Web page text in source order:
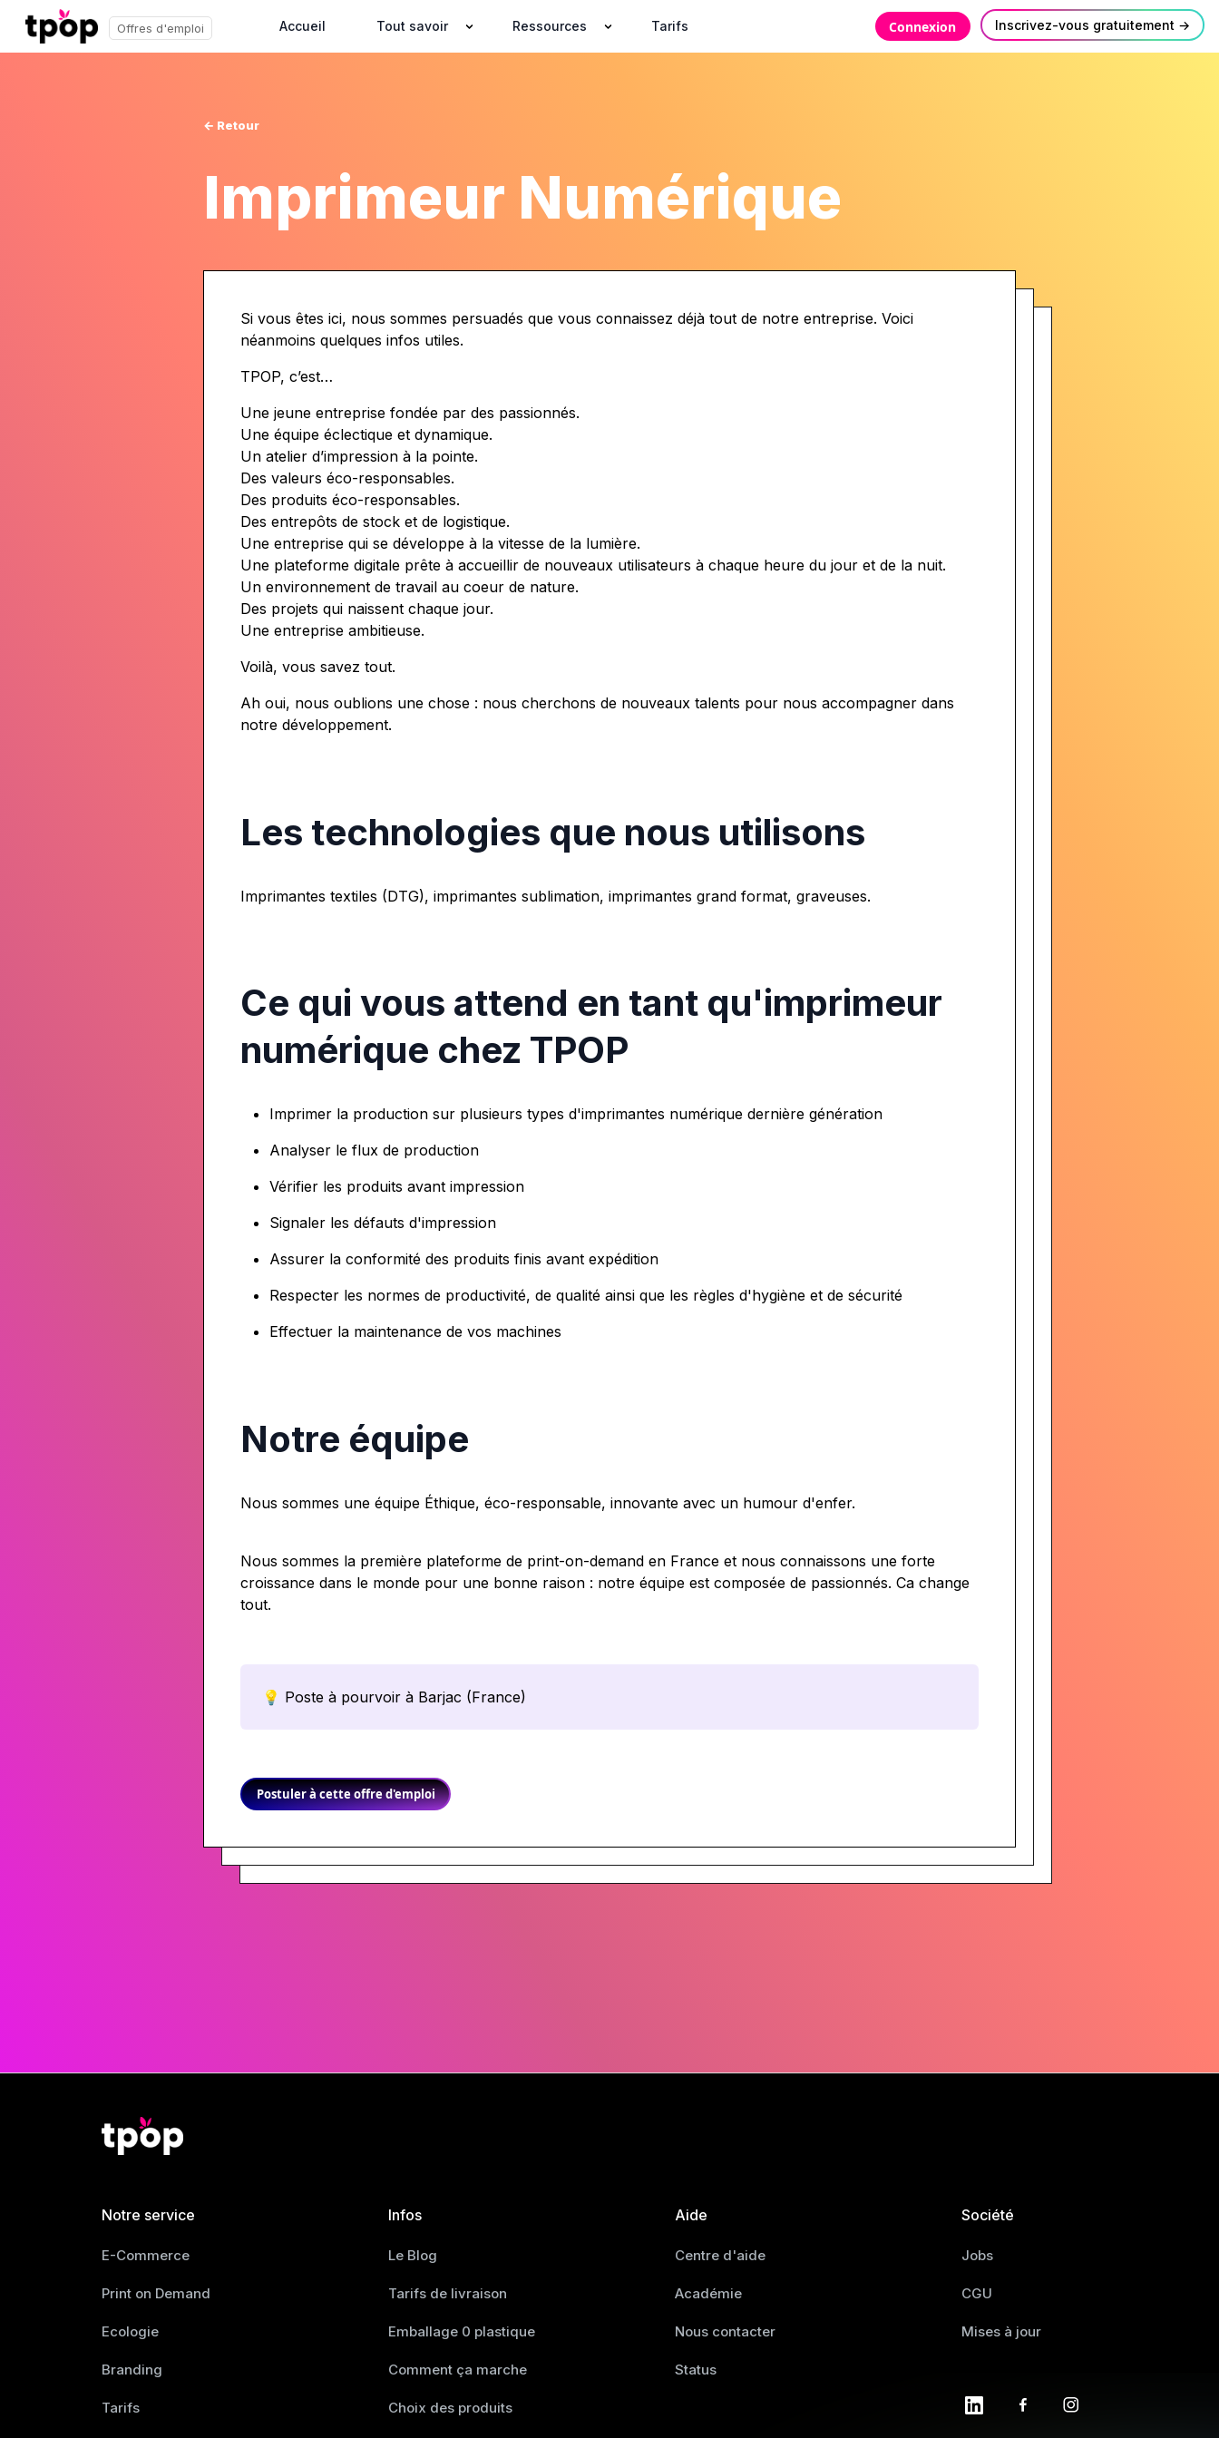
Offres d'emploi Accueil Tout savoir Ressources Tarifs Connexion Inscrivez-vous gratuitement →
← Retour
Imprimeur Numérique
Si vous êtes ici, nous sommes persuadés que vous connaissez déjà tout de notre entreprise. Voici
néanmoins quelques infos utiles.
TPOP, c’est…
Une jeune entreprise fondée par des passionnés.
Une équipe éclectique et dynamique.
Un atelier d’impression à la pointe.
Des valeurs éco-responsables.
Des produits éco-responsables.
Des entrepôts de stock et de logistique.
Une entreprise qui se développe à la vitesse de la lumière.
Une plateforme digitale prête à accueillir de nouveaux utilisateurs à chaque heure du jour et de la nuit.
Un environnement de travail au coeur de nature.
Des projets qui naissent chaque jour.
Une entreprise ambitieuse.
Voilà, vous savez tout.
Ah oui, nous oublions une chose : nous cherchons de nouveaux talents pour nous accompagner dans
notre développement.
Les technologies que nous utilisons
Imprimantes textiles (DTG), imprimantes sublimation, imprimantes grand format, graveuses.
Ce qui vous attend en tant qu'imprimeur
numérique chez TPOP
Imprimer la production sur plusieurs types d'imprimantes numérique dernière génération
Analyser le flux de production
Vérifier les produits avant impression
Signaler les défauts d'impression
Assurer la conformité des produits finis avant expédition
Respecter les normes de productivité, de qualité ainsi que les règles d'hygiène et de sécurité
Effectuer la maintenance de vos machines
Notre équipe
Nous sommes une équipe Éthique, éco-responsable, innovante avec un humour d'enfer.
Nous sommes la première plateforme de print-on-demand en France et nous connaissons une forte
croissance dans le monde pour une bonne raison : notre équipe est composée de passionnés. Ca change
tout.
💡 Poste à pourvoir à Barjac (France)
Postuler à cette offre d'emploi
Notre service
E-Commerce
Print on Demand
Ecologie
Branding
Tarifs
Infos
Le Blog
Tarifs de livraison
Emballage 0 plastique
Comment ça marche
Choix des produits
Aide
Centre d'aide
Académie
Nous contacter
Status
Société
Jobs
CGU
Mises à jour